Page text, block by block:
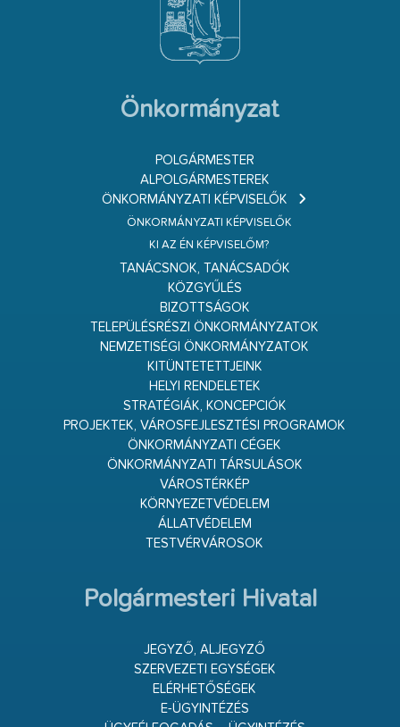
Önkormányzat
POLGÁRMESTER
ALPOLGÁRMESTEREK
ÖNKORMÁNYZATI KÉPVISELŐK
ÖNKORMÁNYZATI KÉPVISELŐK
KI AZ ÉN KÉPVISELŐM?
TANÁCSNOK, TANÁCSADÓK
KÖZGYŰLÉS
BIZOTTSÁGOK
TELEPÜLÉSRÉSZI ÖNKORMÁNYZATOK
NEMZETISÉGI ÖNKORMÁNYZATOK
KITÜNTETETTJEINK
HELYI RENDELETEK
STRATÉGIÁK, KONCEPCIÓK
PROJEKTEK, VÁROSFEJLESZTÉSI PROGRAMOK
ÖNKORMÁNYZATI CÉGEK
ÖNKORMÁNYZATI TÁRSULÁSOK
VÁROSTÉRKÉP
KÖRNYEZETVÉDELEM
ÁLLATVÉDELEM
TESTVÉRVÁROSOK
Polgármesteri Hivatal
JEGYZŐ, ALJEGYZŐ
SZERVEZETI EGYSÉGEK
ELÉRHETŐSÉGEK
E-ÜGYINTÉZÉS